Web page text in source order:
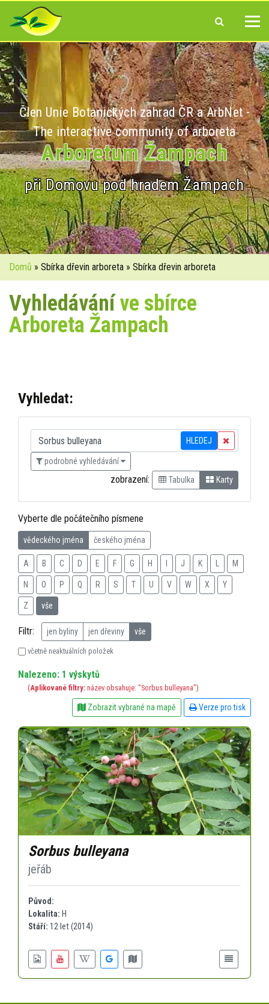
Člen Unie Botanických zahrad ČR a ArbNet -
The interactive community of arboreta
Arboretum Žampach
při Domovu pod hradem Žampach
Domů » Sbírka dřevin arboreta » Sbírka dřevin arboreta
Vyhledáváníve sbírce
Arboreta Žampach
Vyhledat:
HLEDEJ
podrobné vyhledávání
zobrazení: Tabulka Karty
Vyberte dle počátečního písmene
vědeckého jména českého jména
A B C D E F G H J K M
N O P Q R S T U V W X Y
Z vše
Filtr: jen byliny jen dřeviny vše
včetně neaktuálních položek
Nalezeno: 1 výskytů
(Aplikované filtry: název obsahuje: "Sorbus bulleyana")
Zobrazit vybrané na mapě Verze pro tisk
Sorbus bulleyana
jeřáb
Původ:
Lokalita: H
Stáří: 12 let (2014)